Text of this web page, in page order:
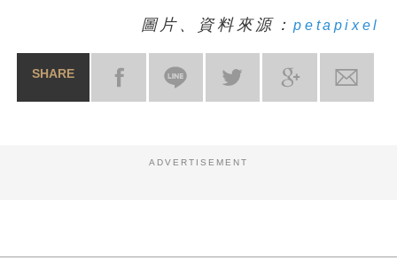
圖片、資料來源：petapixel
SHARE
ADVERTISEMENT